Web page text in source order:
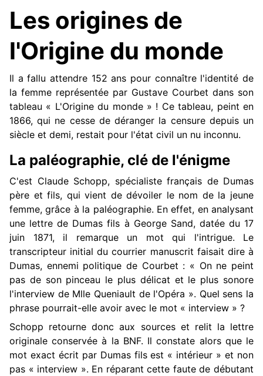
Les origines de
l'Origine du monde
Il a fallu attendre 152 ans pour connaître l'identité de
la femme représentée par Gustave Courbet dans son
tableau « L'Origine du monde » ! Ce tableau, peint en
1866, qui ne cesse de déranger la censure depuis un
siècle et demi, restait pour l'état civil un nu inconnu.
La paléographie, clé de l'énigme
C'est Claude Schopp, spécialiste français de Dumas
père et fils, qui vient de dévoiler le nom de la jeune
femme, grâce à la paléographie. En effet, en analysant
une lettre de Dumas fils à George Sand, datée du 17
juin 1871, il remarque un mot qui l'intrigue. Le
transcripteur initial du courrier manuscrit faisait dire à
Dumas, ennemi politique de Courbet : « On ne peint
pas de son pinceau le plus délicat et le plus sonore
l'interview de Mlle Queniault de l'Opéra ». Quel sens la
phrase pourrait-elle avoir avec le mot « interview » ?
Schopp retourne donc aux sources et relit la lettre
originale conservée à la BNF. Il constate alors que le
mot exact écrit par Dumas fils est « intérieur » et non
pas « interview ». En réparant cette faute de débutant